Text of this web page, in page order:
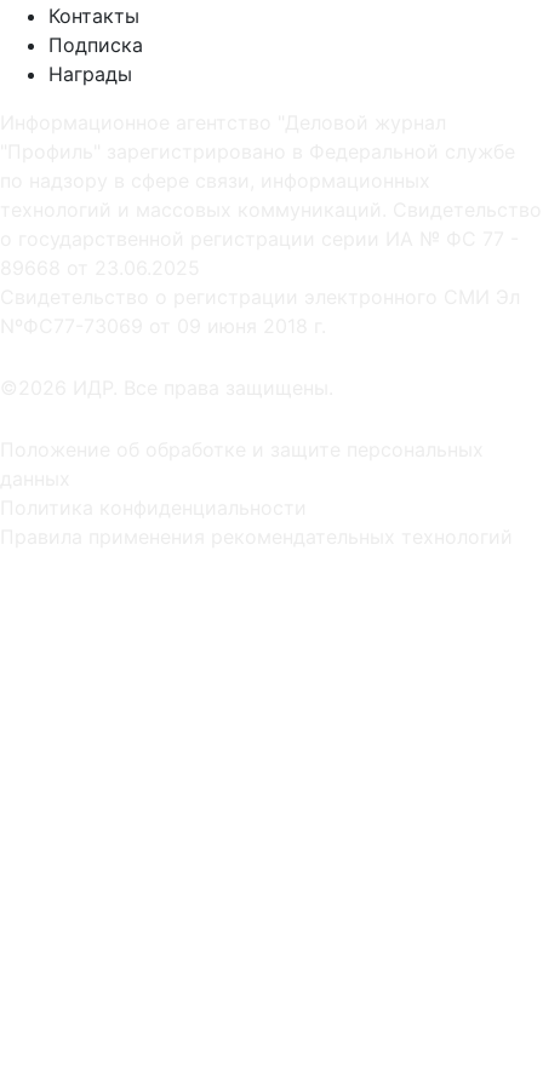
Контакты
Подписка
Награды